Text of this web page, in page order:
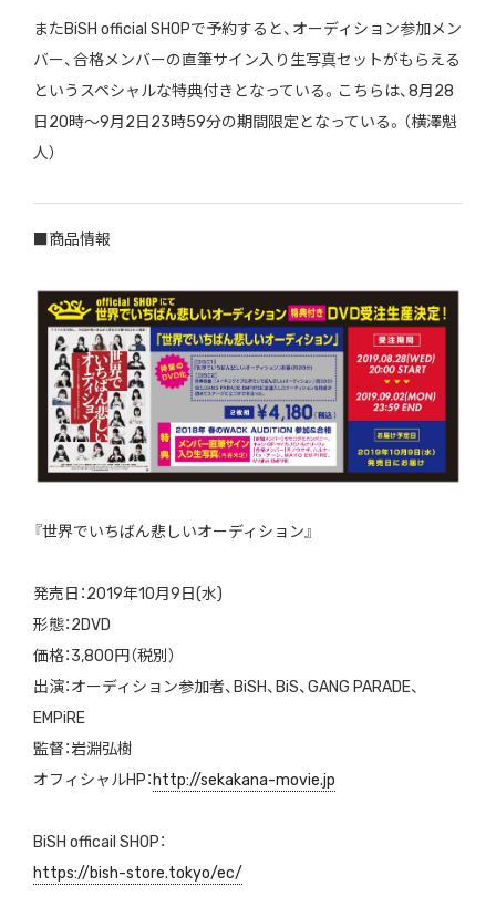
またBiSH official SHOPで予約すると、オーディション参加メン
バー、合格メンバーの直筆サイン入り生写真セットがもらえる
というスペシャルな特典付きとなっている。こちらは、8月28
日20時〜9月2日23時59分の期間限定となっている。（横澤魁
人）
■商品情報
『世界でいちばん悲しいオーディション』
発売日：2019年10月9日(水)
形態：2DVD
価格：3,800円（税別）
出演：オーディション参加者、BiSH、BiS、GANG PARADE、
EMPiRE
監督：岩淵弘樹
オフィシャルHP： http://sekakana-movie.jp
BiSH officail SHOP：
https://bish-store.tokyo/ec/